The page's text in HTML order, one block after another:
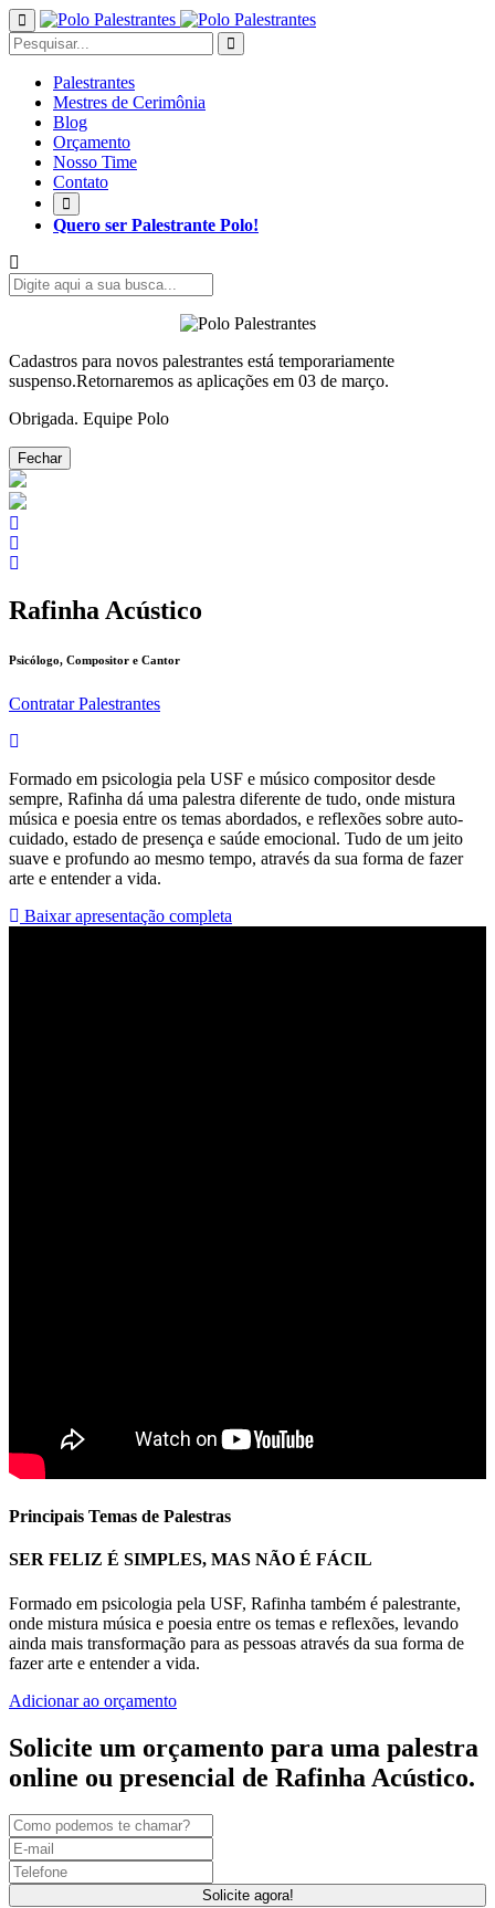
Palestrantes
Mestres de Cerimônia
Blog
Orçamento
Nosso Time
Contato
Quero ser Palestrante Polo!
Cadastros para novos palestrantes está temporariamente
suspenso.Retornaremos as aplicações em 03 de março.
Obrigada. Equipe Polo
Fechar
Rafinha Acústico
Psicólogo, Compositor e Cantor
Contratar Palestrantes
Formado em psicologia pela USF e músico compositor desde
sempre, Rafinha dá uma palestra diferente de tudo, onde mistura
música e poesia entre os temas abordados, e reflexões sobre auto-
cuidado, estado de presença e saúde emocional. Tudo de um jeito
suave e profundo ao mesmo tempo, através da sua forma de fazer
arte e entender a vida.
Baixar apresentação completa
Principais Temas de Palestras
SER FELIZ É SIMPLES, MAS NÃO É FÁCIL
Formado em psicologia pela USF, Rafinha também é palestrante,
onde mistura música e poesia entre os temas e reflexões, levando
ainda mais transformação para as pessoas através da sua forma de
fazer arte e entender a vida.
Adicionar ao orçamento
Solicite um orçamento para uma palestra
online ou presencial de Rafinha Acústico.
Solicite agora!